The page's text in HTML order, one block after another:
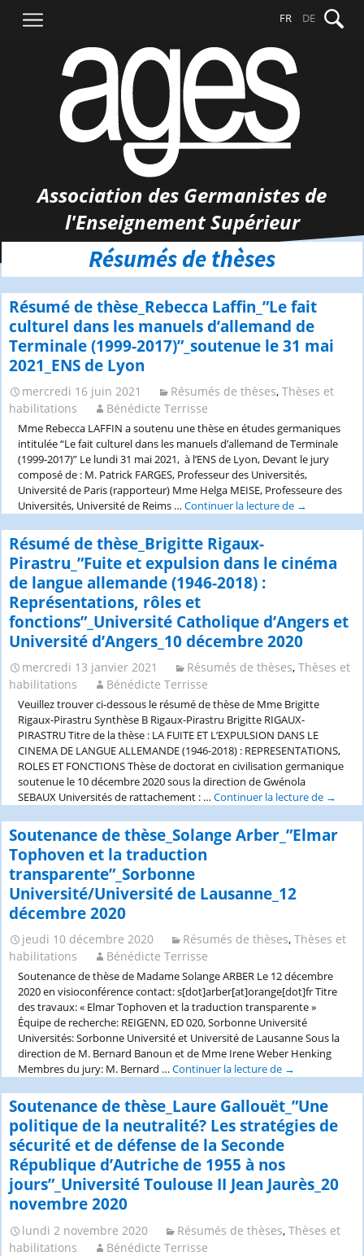
contenu
FR DE
Association des Germanistes de
l'Enseignement Supérieur
Résumés de thèses
Résumé de thèse_Rebecca Laffin_”Le fait
culturel dans les manuels d’allemand de
Terminale (1999-2017)”_soutenue le 31 mai
2021_ENS de Lyon
mercredi 16 juin 2021 Résumés de thèses,Thèses et
habilitations
Bénédicte Terrisse
Mme Rebecca LAFFIN a soutenu une thèse en études germaniques
intitulée “Le fait culturel dans les manuels d’allemand de Terminale
(1999-2017)” Le lundi 31 mai 2021, à l’ENS de Lyon, Devant le jury
composé de : M. Patrick FARGES, Professeur des Universités,
Université de Paris (rapporteur) Mme Helga MEISE, Professeure des
Universités, Université de Reims …Continuer la lecture de Résumé
fait
manuels
d’allemand
de
Terminale
le
31
mai
2021_ENS
de
Lyon
→
Résumé de thèse_Brigitte Rigaux-
Pirastru_”Fuite et expulsion dans le cinéma
de langue allemande (1946-2018) :
Représentations, rôles et
fonctions”_Université Catholique d’Angers et
Université d’Angers_10 décembre 2020
mercredi 13 janvier 2021 Résumés de thèses,Thèses et
habilitations
Bénédicte Terrisse
Veuillez trouver ci-dessous le résumé de thèse de Mme Brigitte
Rigaux-Pirastru Synthèse B Rigaux-Pirastru Brigitte RIGAUX-
PIRASTRU Titre de la thèse : LA FUITE ET L’EXPULSION DANS LE
CINEMA DE LANGUE ALLEMANDE (1946-2018) : REPRESENTATIONS,
ROLES ET FONCTIONS Thèse de doctorat en civilisation germanique
soutenue le 10 décembre 2020 sous la direction de Gwénola
SEBAUX Universités de rattachement : …Continuer la lecture de
Rigaux-
cinéma
(1946-
rôles
et
→
Soutenance de thèse_Solange Arber_”Elmar
Tophoven et la traduction
transparente”_Sorbonne
Université/Université de Lausanne_12
décembre 2020
jeudi 10 décembre 2020 Résumés de thèses,Thèses et
habilitations
Bénédicte Terrisse
Soutenance de thèse de Madame Solange ARBER Le 12 décembre
2020 en visioconférence contact: s[dot]arber[at]orange[dot]fr Titre
des travaux: « Elmar Tophoven et la traduction transparente »
Équipe de recherche: REIGENN, ED 020, Sorbonne Université
Universités: Sorbonne Université et Université de Lausanne Sous la
direction de M. Bernard Banoun et de Mme Irene Weber Henking
Membres du jury: M. Bernard …Continuer la lecture de Soutenance
thèse_Solange
Arber_”Elmar
Tophoven
la
traduction
de
Lausanne_12
→
Soutenance de thèse_Laure Gallouët_”Une
politique de la neutralité? Les stratégies de
sécurité et de défense de la Seconde
République d’Autriche de 1955 à nos
jours”_Université Toulouse II Jean Jaurès_20
novembre 2020
lundi 2 novembre 2020 Résumés de thèses,Thèses et
habilitations
Bénédicte Terrisse